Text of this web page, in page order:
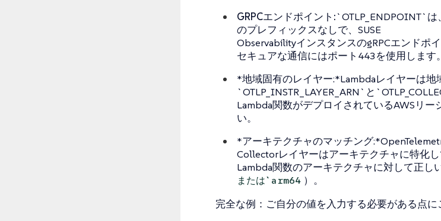
GRPCエンドポイント:`OTLP_ENDPOINT`
のプレフィックスなしで、SUSE
ObservabilityインスタンスのgRPCエンドポ
セキュアな通信にはポート443を使用します。
*地域固有のレイヤー:*Lambdaレイヤーは地
`OTLP_INSTR_LAYER_ARN`と
Lambda関数がデプロイされているAWSリ
い。
*アーキテクチャのマッチング
Collectorレイヤーはアーキテクチャに特化し
Lambda関数のアーキテクチャに対して正し
または`arm64 ）。
完全な例：ご自分の値を入力する必要がある点に